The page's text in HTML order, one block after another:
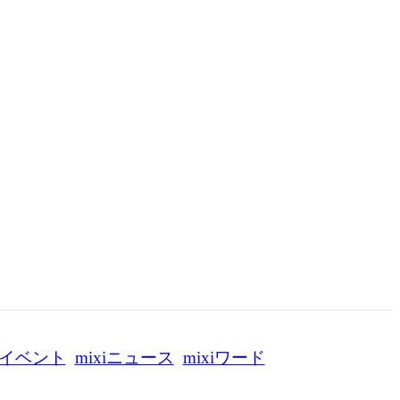
イベント mixiニュース mixiワード